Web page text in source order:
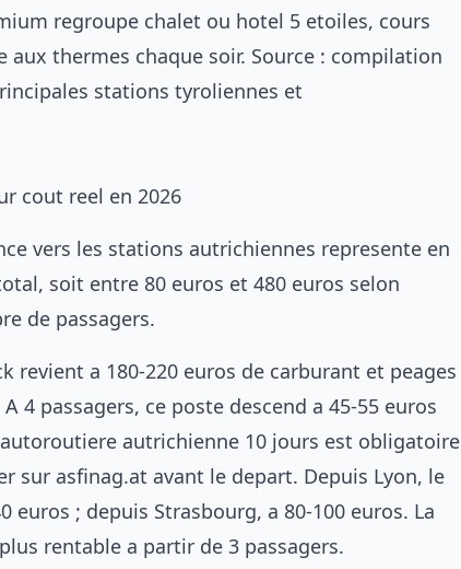
regroupe chalet ou hotel 5 etoiles, cours
thermes chaque soir. Source : compilation
stations tyroliennes et
cout reel en 2026
vers les stations autrichiennes represente en
soit entre 80 euros et 480 euros selon
de passagers.
revient a 180-220 euros de carburant et peages
4 passagers, ce poste descend a 45-55 euros
autrichienne 10 jours est obligatoire
sur asfinag.at avant le depart. Depuis Lyon, le
euros ; depuis Strasbourg, a 80-100 euros. La
rentable a partir de 3 passagers.